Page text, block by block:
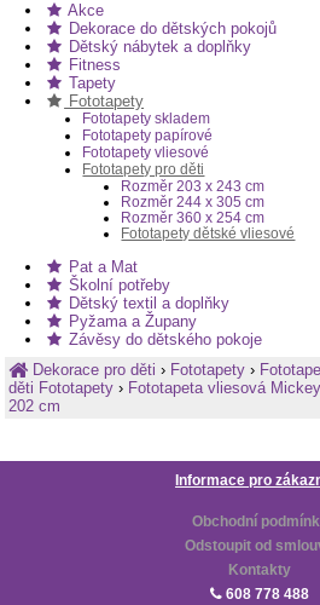
Akce
Dekorace do dětských pokojů
Dětský nábytek a doplňky
Fitness
Tapety
Fototapety
Fototapety skladem
Fototapety papírové
Fototapety vliesové
Fototapety pro děti
Rozměr 203 x 243 cm
Rozměr 244 x 305 cm
Rozměr 360 x 254 cm
Fototapety dětské vliesové
Pat a Mat
Školní potřeby
Dětský textil a doplňky
Pyžama a Župany
Závěsy do dětského pokoje
Dekorace pro děti› Fototapety ›
děti Fototapety › Fototapeta vliesová
202 cm
Informace pro
Obchodní
Odstoupit od
Kontakty
608 778 488